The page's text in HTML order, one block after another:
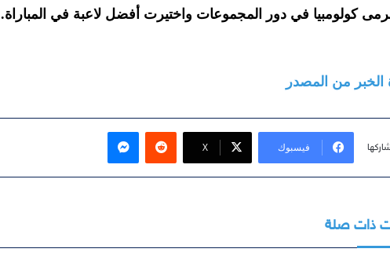
كولومبيا في دور المجموعات واختيرت أفضل لاعبة في المباراة.
الخبر من المصدر
شاركها فيسبوك ‫X
ماسنجر
ذات صلة